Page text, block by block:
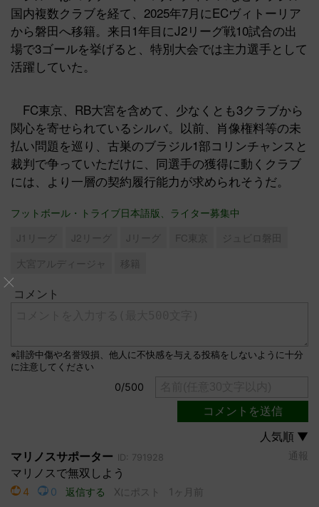
国内複数クラブを経て、2025年7月にECヴィトーリア
から磐田へ移籍。来日1年目にJ2リーグ戦10試合の出
場で3ゴールを挙げると、特別大会では主力選手として
活躍していた。
FC東京、RB大宮を含めて、少なくとも3クラブから
関心を寄せられているシルバ。以前、肖像権料等の未
払い問題を巡り、古巣のブラジル1部コリンチャンスと
裁判で争っていただけに、同選手の獲得に動くクラブ
には、より一層の契約履行能力が求められそうだ。
フットボール・トライブ日本語版、ライター募集中
J1リーグ J2リーグ Jリーグ FC東京
ジュビロ磐田
大宮アルディージャ
移籍